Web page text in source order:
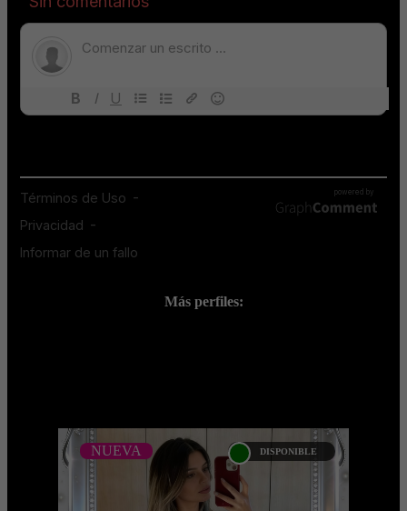
Más perfiles:
NUEVA DISPONIBLE
LORENA PRETEL -
CATALOGO PLATINO
NUEVA